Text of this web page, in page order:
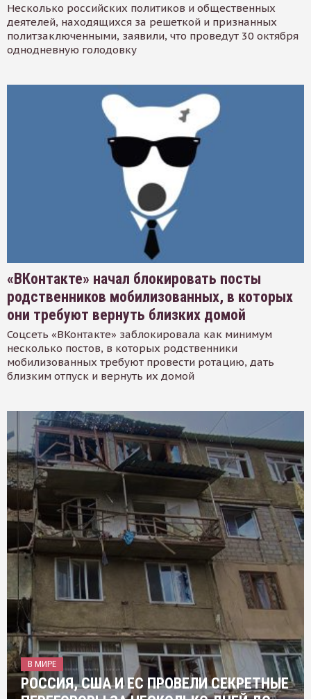
Несколько российских политиков и общественных
деятелей, находящихся за решеткой и признанных
политзаключенными, заявили, что проведут 30 октября
однодневную голодовку
«ВКонтакте» начал блокировать посты
родственников мобилизованных, в которых
они требуют вернуть близких домой
Соцсеть «ВКонтакте» заблокировала как минимум
несколько постов, в которых родственники
мобилизованных требуют провести ротацию, дать
близким отпуск и вернуть их домой
В МИРЕ
РОССИЯ, США И ЕС ПРОВЕЛИ СЕКРЕТНЫЕ